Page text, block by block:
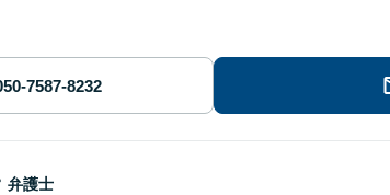
弁護士